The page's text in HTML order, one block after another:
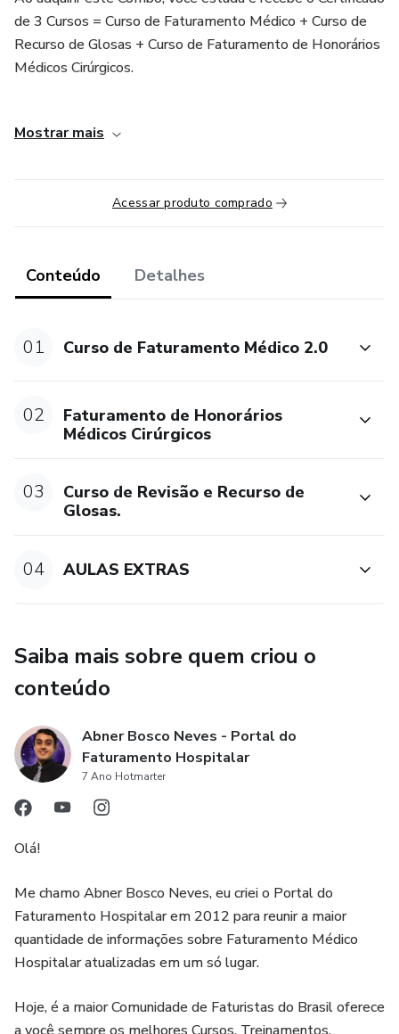
de 3 Cursos = Curso de Faturamento Médico + Curso de
Recurso de Glosas + Curso de Faturamento de Honorários
Médicos Cirúrgicos.
de CBHPM, Pré Faturamento e Gerenciamento de
Aula 1 - Introdução ao Faturamento, Padrão TISS,
Aula 3 - Tabela AMB.
Aula 5 - Análise de Guias de Faturamento, XML e
Faturamento Eletrônico.
CURSO DE HONORÁRIOS MÉDICOS CIRURGICOS:
- Introdução a Honorários Médicos Cirúrgicos.
- Procedimentos Cirúrgicos na CBHPM.
- Procedimentos Cirúrgicos nas Tabelas AMB.
CURSO DE RECURSO DE GLOSAS:
- Revisão e Recurso de Glosas.
- Regras de Cobrança que podem causar Glosas
CONTEÚDO EXTRA:
- O que é Pré Faturamento?
Mostrar mais
Acessar produto comprado
Conteúdo Detalhes
01 Curso de Faturamento Médico 2.0
02
Faturamento de Honorários
Médicos Cirúrgicos
03
Curso de Revisão e Recurso de
Glosas.
04 AULAS EXTRAS
Saiba mais sobre quem criou o
conteúdo
Abner Bosco Neves - Portal do
Faturamento Hospitalar
7 Ano Hotmarter
Olá!
Me chamo Abner Bosco Neves, eu criei o Portal do
Faturamento Hospitalar em 2012 para reunir a maior
quantidade de informações sobre Faturamento Médico
Hospitalar atualizadas em um só lugar.
Hoje, é a maior Comunidade de Faturistas do Brasil oferece
a você sempre os melhores Cursos, Treinamentos,